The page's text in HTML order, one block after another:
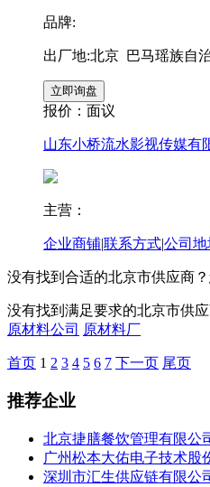
品牌:
出厂地:北京 巴马瑶族自
报价： 面议
山东小桥流水影视传媒有
主营：
企业商铺|联系方式|公司地
没有找到合适的北京市供应商
没有找到满足要求的北京市供
原材料公司 原材料厂
首页 1 2 3 4 5 6 7 下一页 尾页
推荐企业
北京捷膳餐饮管理有限公
广州松本大佑电子技术股
深圳市汇生供应链有限公